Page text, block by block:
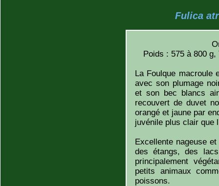
Fulica
Poids : 575 à 800
La Foulque macroule
avec son plumage
et son bec blancs
recouvert de duvet
orangé et jaune par
juvénile plus clair que
Excellente nageuse
des étangs, des
principalement
petits animaux
poissons.